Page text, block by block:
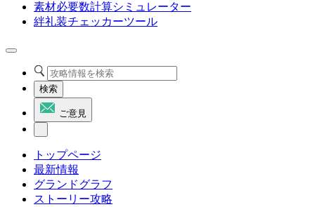
素材必要数計算シミュレーター
絆礼装チェッカーツール
検索
ご意見
トップページ
最新情報
グランドグラフ
ストーリー攻略